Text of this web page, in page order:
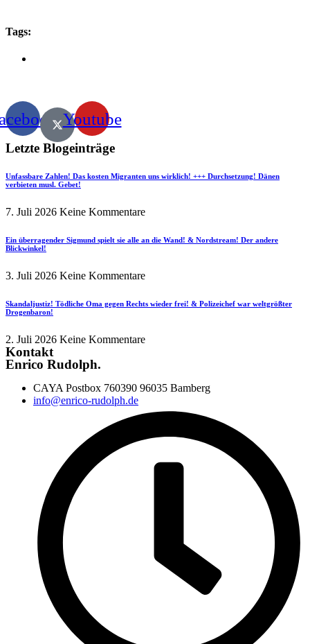
Tags:
Youtube
Letzte Blogeinträge
Unfassbare Zahlen! Das kosten Migranten uns wirklich! +++ Durchsetzung! Dänen
verbieten musl. Gebet!
7. Juli 2026 Keine Kommentare
Ein überragender Sigmund spielt sie alle an die Wand! & Nordstream! Der andere
Blickwinkel!
3. Juli 2026 Keine Kommentare
Skandaljustiz! Tödliche Oma gegen Rechts wieder frei! & Polizeichef war weltgrößter
Drogenbaron!
2. Juli 2026 Keine Kommentare
Kontakt
Enrico Rudolph.
CAYA Postbox 760390 96035 Bamberg
info@enrico-rudolph.de